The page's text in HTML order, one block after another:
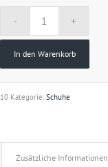
In den Warenkorb
Kategorie: Schuhe
Zusätzliche Informationen